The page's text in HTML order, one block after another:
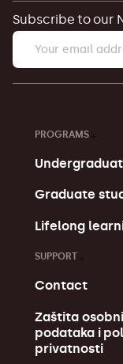
Subscribe to our
PROGRAMS
Graduate
Lifelong
SUPPORT
Contact
Zaštita
podataka i
privatnosti